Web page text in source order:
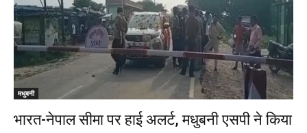
मधुबनी
भारत-नेपाल सीमा पर हाई अलर्ट, मधुबनी एसपी ने किया